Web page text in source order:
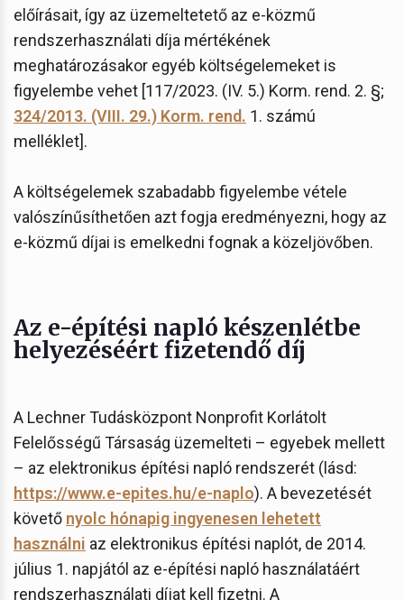
előírásait, így az üzemeltetető az e-közmű
rendszerhasználati díja mértékének
meghatározásakor egyéb költségelemeket is
figyelembe vehet [117/2023. (IV. 5.) Korm. rend. 2. §;
324/2013. (VIII. 29.) Korm. rend. 1. számú
melléklet].
A költségelemek szabadabb figyelembe vétele
valószínűsíthetően azt fogja eredményezni, hogy az
e-közmű díjai is emelkedni fognak a közeljövőben.
Az e-építési napló készenlétbe
helyezéséért fizetendő díj
A Lechner Tudásközpont Nonprofit Korlátolt
Felelősségű Társaság üzemelteti – egyebek mellett
– az elektronikus építési napló rendszerét (lásd:
https://www.e-epites.hu/e-naplo). A bevezetését
követő nyolc hónapig ingyenesen lehetett
használni az elektronikus építési naplót, de 2014.
július 1. napjától az e-építési napló használatáért
rendszerhasználati díjat kell fizetni. A